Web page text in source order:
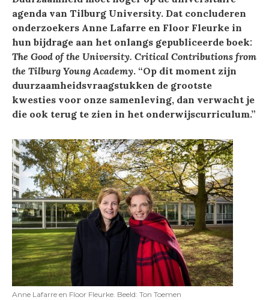
agenda van Tilburg University. Dat concluderen
onderzoekers Anne Lafarre en Floor Fleurke in
hun bijdrage aan het onlangs gepubliceerde boek:
The Good of the University. Critical Contributions from
the Tilburg Young Academy. “Op dit moment zijn
duurzaamheidsvraagstukken de grootste
kwesties voor onze samenleving, dan verwacht je
die ook terug te zien in het onderwijscurriculum.”
Anne Lafarre en Floor Fleurke. Beeld: Ton Toemen